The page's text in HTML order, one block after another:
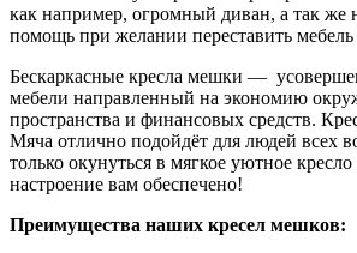
как например, огромный диван, а так же
помощь при желании переставить мебель
Бескаркасные кресла мешки —
мебели направленный на экономию
пространства и финансовых средств.
Мяча отлично подойдёт для людей всех
только окунуться в мягкое уютное
настроение вам обеспечено!
Преимущества наших кресел мешков: